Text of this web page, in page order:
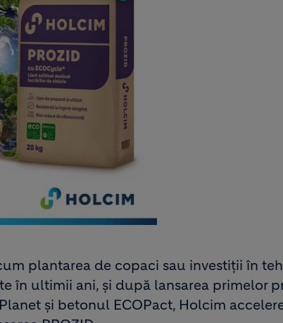
plantarea de copaci sau investiții în
în ultimii ani, și după lansarea primelor
și betonul ECOPact, Holcim